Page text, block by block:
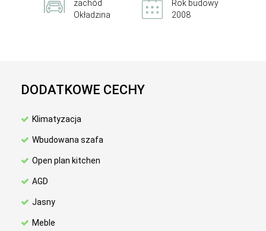
zachód
Okładzina
Rok budowy
2008
DODATKOWE CECHY
Klimatyzacja
Wbudowana szafa
Open plan kitchen
AGD
Jasny
Meble